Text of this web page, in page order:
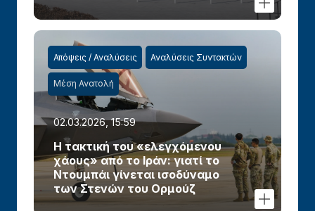
Απόψεις / Αναλύσεις Αναλύσεις Συντακτών
Μέση Ανατολή
02.03.2026, 15:59
Η τακτική του «ελεγχόμενου
χάους» από το Ιράν: γιατί το
Ντουμπάι γίνεται ισοδύναμο
των Στενών του Ορμούζ